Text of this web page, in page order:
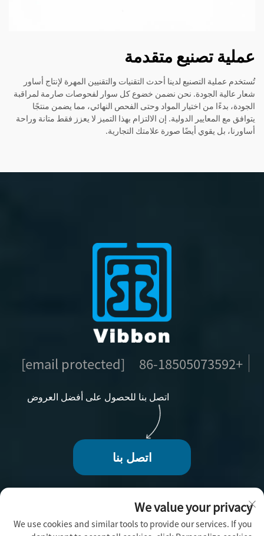
عملية تصنيع متقدمة
تُستخدم عملية التصنيع لدينا أحدث التقنيات والتقنيين المهرة لإنتاج أساور
شعار عالية الجودة. نحن نضمن خضوع كل سوار لفحوصات صارمة لمراقبة
الجودة، بدءًا من اختيار المواد وحتى الفحص النهائي، مما يضمن منتجًا
يتوافق مع المعايير الدولية. إن الالتزام بهذا التميز لا يعزز فقط متانة وراحة
أساورنا، بل يقوي أيضًا صورة علامتك التجارية.
+86-18505073592
[email protected]
اتصل بنا للحصول على أفضل العروض
اتصل بنا
حقوق الطبع والنشر © 2025 بواسطة فوجو فيبون للحرف
We value your privacy
We use cookies and similar tools to provide our services. If you